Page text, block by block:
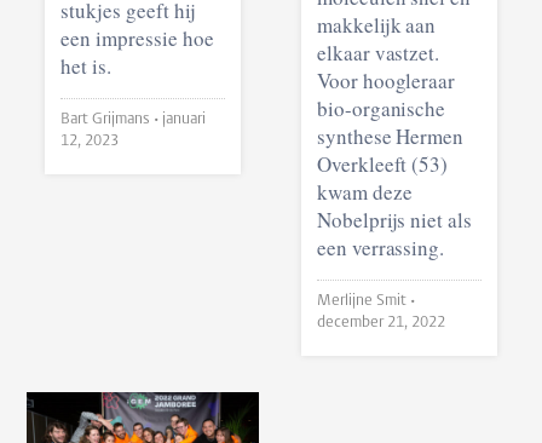
stukjes geeft hij
een impressie hoe
het is.
Bart Grijmans • januari
12, 2023
makkelijk aan
elkaar vastzet.
Voor hoogleraar
bio-organische
synthese Hermen
Overkleeft (53)
kwam deze
Nobelprijs niet als
een verrassing.
Merlijne Smit •
december 21, 2022